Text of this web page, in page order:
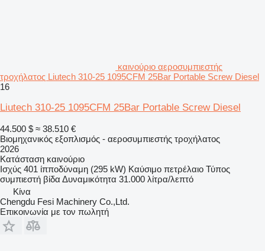
καινούριο αεροσυμπιεστής
τροχήλατος Liutech 310-25 1095CFM 25Bar Portable Screw Diesel
16
Liutech 310-25 1095CFM 25Bar Portable Screw Diesel
44.500 $ ≈ 38.510 €
Βιομηχανικός εξοπλισμός - αεροσυμπιεστής τροχήλατος
2026
Κατάσταση καινούριο
Ισχύς 401 ίπποδύναμη (295 kW) Καύσιμο πετρέλαιο Τύπος
συμπιεστή βίδα Δυναμικότητα 31.000 λίτρα/λεπτό
Κίνα
Chengdu Fesi Machinery Co.,Ltd.
Επικοινωνία με τον πωλητή